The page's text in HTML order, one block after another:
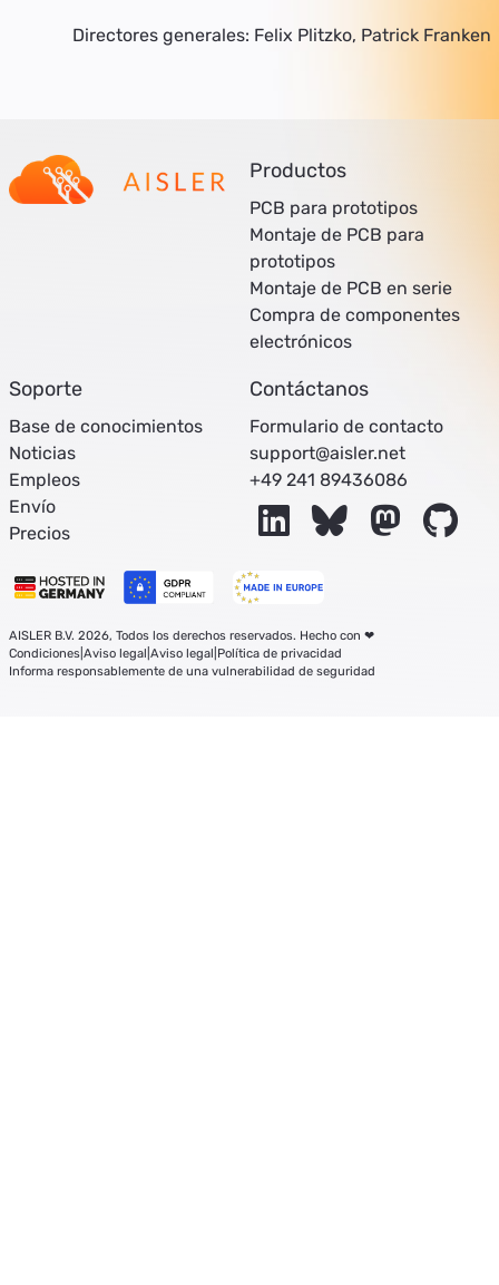
Directores generales: Felix Plitzko, Patrick Franken
Productos
PCB para prototipos
Montaje de PCB para
prototipos
Montaje de PCB en serie
Compra de componentes
electrónicos
Soporte
Base de conocimientos
Noticias
Empleos
Envío
Precios
Contáctanos
Formulario de contacto
support@aisler.net
+49 241 89436086
LinkedInBluesky Mastodon
AISLER B.V. 2026, Todos los derechos reservados. Hecho con ❤
Condiciones| Aviso legal Aviso legal Política de privacidad
Informa responsablemente de una vulnerabilidad de seguridad